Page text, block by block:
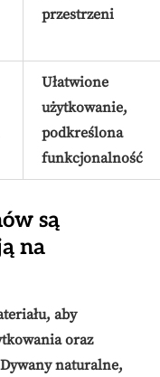
przestrzeni
Ułatwione
użytkowanie,
podkreślona
funkcjonalność
są
na
aby
oraz
naturalne,